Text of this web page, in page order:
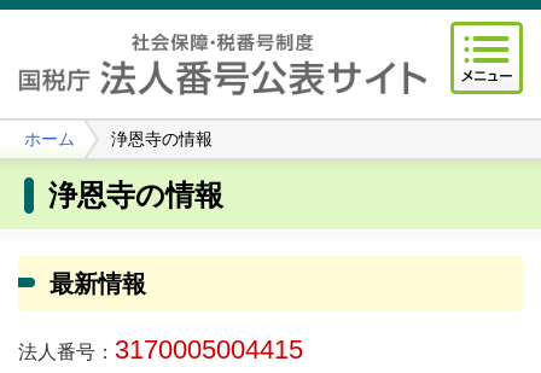
ホーム 浄恩寺の情報
浄恩寺の情報
最新情報
法人番号： 3170005004415